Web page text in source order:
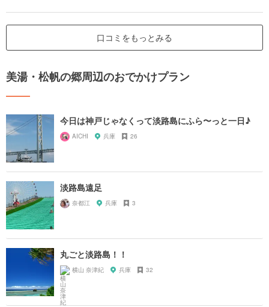
口コミをもっとみる
美湯・松帆の郷周辺のおでかけプラン
今日は神戸じゃなくって淡路島にふら〜っと一日♪
AICHI 兵庫 26
淡路島遠足
奈都江 兵庫 3
丸ごと淡路島！！
横山 奈津紀 兵庫 32